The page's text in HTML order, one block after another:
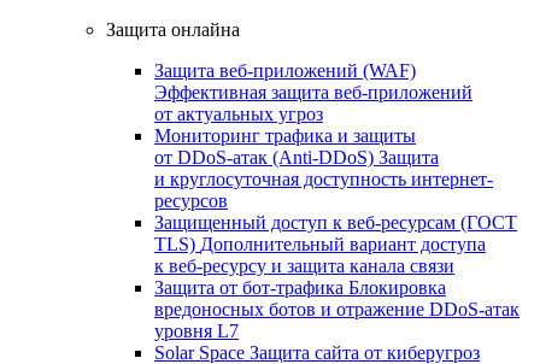
Защита онлайна
Защита веб-приложений (WAF)
Эффективная защита веб-приложений
от актуальных угроз
Мониторинг трафика и защиты
от DDoS‑атак (Anti‑DDoS) Защита
и круглосуточная доступность интернет-
ресурсов
Защищенный доступ к веб-ресурсам (ГОСТ
TLS) Дополнительный вариант доступа
к веб‑ресурсу и защита канала связи
Защита от бот‑трафика Блокировка
вредоносных ботов и отражение DDoS‑атак
уровня L7
Solar Space Защита сайта от киберугроз